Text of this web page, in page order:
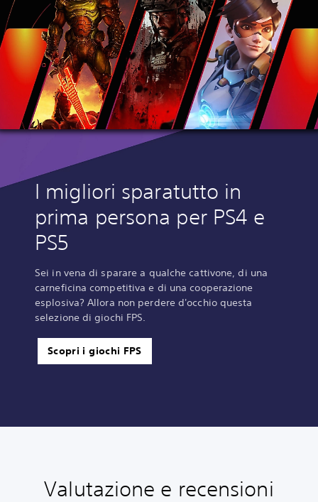
I migliori sparatutto in
prima persona per PS4 e
PS5
Sei in vena di sparare a qualche cattivone, di una
carneficina competitiva e di una cooperazione
esplosiva? Allora non perdere d'occhio questa
selezione di giochi FPS.
Scopri i giochi FPS
Valutazione e recensioni